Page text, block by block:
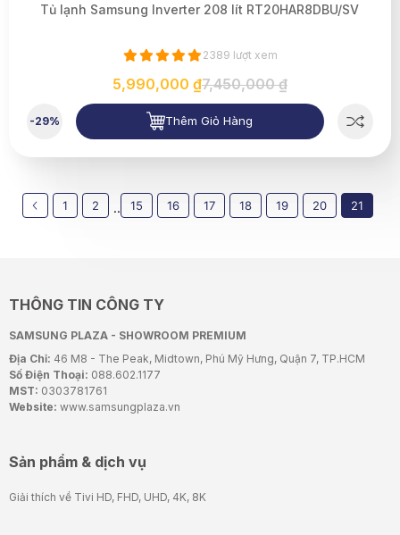
Tủ lạnh Samsung Inverter 208 lít RT20HAR8DBU/SV
2389 lượt xem
5,990,000 ₫7,450,000 ₫
-29% Thêm Giỏ Hàng
1 2 .. 15 16 17 18 19 20 21
THÔNG TIN CÔNG TY
SAMSUNG PLAZA - SHOWROOM PREMIUM
Địa Chỉ: 46 M8 - The Peak, Midtown, Phú Mỹ Hưng, Quận 7, TP.HCM
Số Điện Thoại: 088.602.1177
MST: 0303781761
Website: www.samsungplaza.vn
Sản phẩm & dịch vụ
Giải thích về Tivi HD, FHD, UHD, 4K, 8K